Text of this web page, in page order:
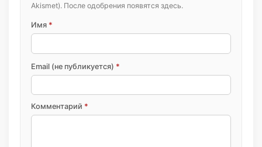
Akismet). После одобрения появятся здесь.
Имя *
Email (не публикуется) *
Комментарий *